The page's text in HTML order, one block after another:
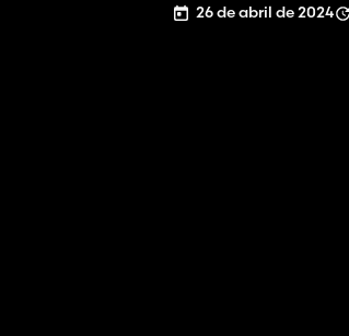
26 de abril de 2024